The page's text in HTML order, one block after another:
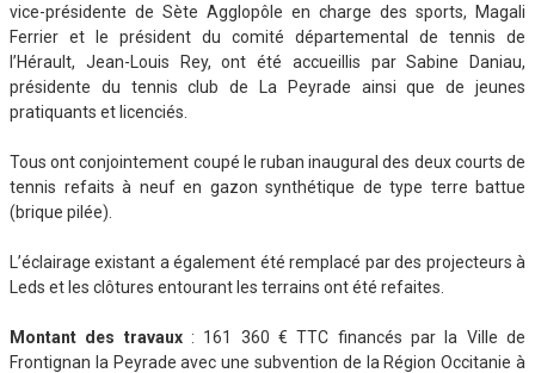
vice-présidente de Sète Agglopôle en charge des sports, Magali
Ferrier et le président du comité départemental de tennis de
l’Hérault, Jean-Louis Rey, ont été accueillis par Sabine Daniau,
présidente du tennis club de La Peyrade ainsi que de jeunes
pratiquants et licenciés.
Tous ont conjointement coupé le ruban inaugural des deux courts de
tennis refaits à neuf en gazon synthétique de type terre battue
(brique pilée).
L’éclairage existant a également été remplacé par des projecteurs à
Leds et les clôtures entourant les terrains ont été refaites.
Montant des travaux : 161 360 € TTC financés par la Ville de
Frontignan la Peyrade avec une subvention de la Région Occitanie à